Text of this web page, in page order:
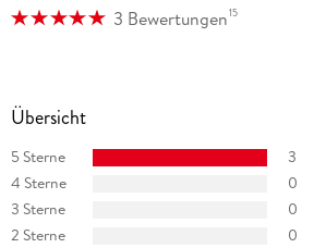
instagram. com/timogrubing_illustration/
3 Bewertungen15
Übersicht
5 Sterne
3
4 Sterne
0
3 Sterne
0
2 Sterne
0